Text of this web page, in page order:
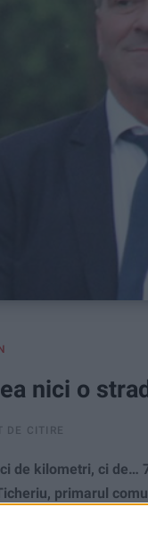
nici o
DE CITIRE
de kilometri, ci
primarul